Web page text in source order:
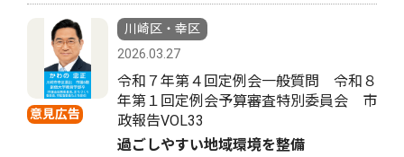
意見広告
川崎区・幸区
2026.03.27
令和７年第４回定例会一般質問 令和８
年第１回定例会予算審査特別委員会 市
政報告VOL33
過ごしやすい地域環境を整備